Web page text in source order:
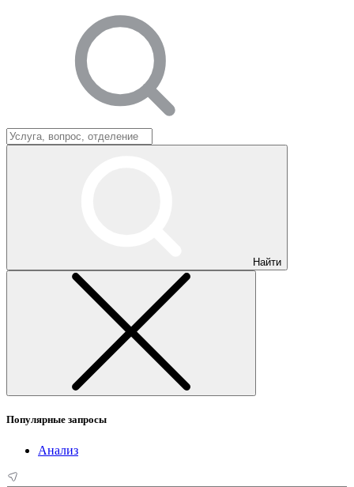
Найти
Популярные запросы
Анализ